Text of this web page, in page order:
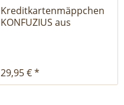
Kreditkartenmäppchen
KONFUZIUS aus
29,95 € *